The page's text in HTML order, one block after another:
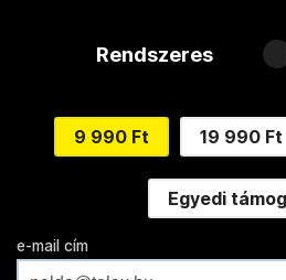
Rendszeres
9 990 Ft 19 990 Ft
Egyedi
e-mail cím